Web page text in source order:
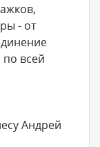
- от
по всей
Андрей